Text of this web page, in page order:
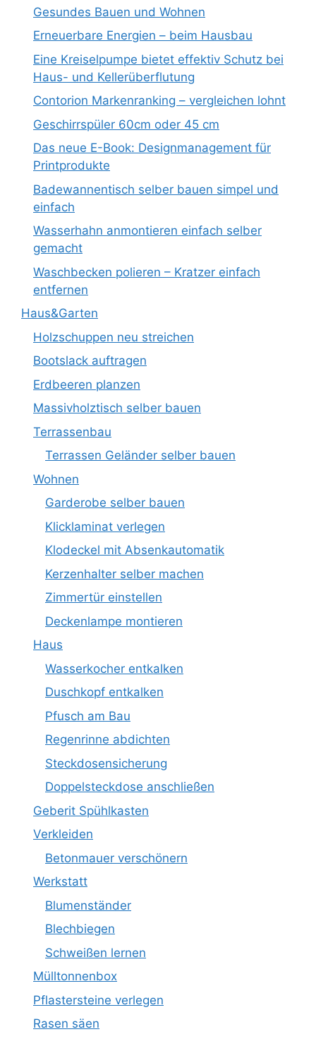
Gesundes Bauen und Wohnen
Erneuerbare Energien – beim Hausbau
Eine Kreiselpumpe bietet effektiv Schutz bei
Haus- und Kellerüberflutung
Contorion Markenranking – vergleichen lohnt
Geschirrspüler 60cm oder 45 cm
Das neue E-Book: Designmanagement für
Printprodukte
Badewannentisch selber bauen simpel und
einfach
Wasserhahn anmontieren einfach selber
gemacht
Waschbecken polieren – Kratzer einfach
entfernen
Haus&Garten
Holzschuppen neu streichen
Bootslack auftragen
Erdbeeren planzen
Massivholztisch selber bauen
Terrassenbau
Terrassen Geländer selber bauen
Wohnen
Garderobe selber bauen
Klicklaminat verlegen
Klodeckel mit Absenkautomatik
Kerzenhalter selber machen
Zimmertür einstellen
Deckenlampe montieren
Haus
Wasserkocher entkalken
Duschkopf entkalken
Pfusch am Bau
Regenrinne abdichten
Steckdosensicherung
Doppelsteckdose anschließen
Geberit Spühlkasten
Verkleiden
Betonmauer verschönern
Werkstatt
Blumenständer
Blechbiegen
Schweißen lernen
Mülltonnenbox
Pflastersteine verlegen
Rasen säen